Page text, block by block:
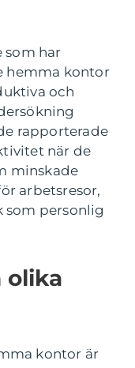
som har
hemma kontor
och
rapporterade
när de
minskade
arbetsresor,
som personlig
olika
kontor är